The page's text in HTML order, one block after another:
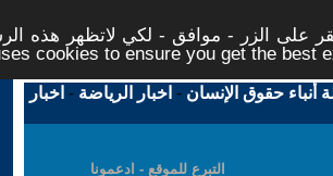
على الزر - موافق - لكي لاتظهر هذه
cookies to ensure you get the best
أنباء حقوق الإنسان - اخبار الرياضة - اخبار
التبرع للموقع - ادعمونا